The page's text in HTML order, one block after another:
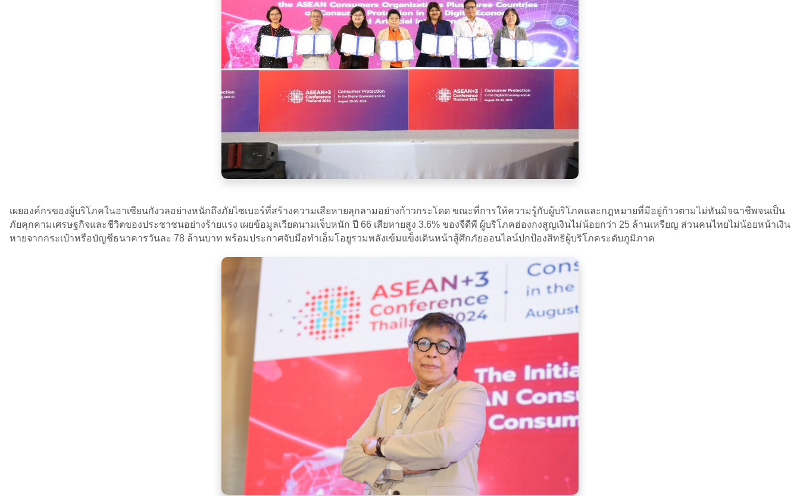
เผยองค์กรของผู้บริโภคในอาเซียนกังวลอย่างหนักถึงภัยไซเบอร์ที่สร้างความเสียหายลุกลามอย่างก้าวกระโดด ขณะที่การให้ความรู้กับผู้บริโภคและกฎหมายที่มีอยู่ก้าวตามไม่ทันมิจฉาชีพจนเป็น
ภัยคุกคามเศรษฐกิจและชีวิตของประชาชนอย่างร้ายแรง เผยข้อมูลเวียดนามเจ็บหนัก ปี 66 เสียหายสูง 3.6% ของจีดีพี ผู้บริโภคฮ่องกงสูญเงินไม่น้อยกว่า 25 ล้านเหรียญ ส่วนคนไทยไม่น้อยหน้าเงิน
หายจากกระเป๋าหรือบัญชีธนาคารวันละ 78 ล้านบาท พร้อมประกาศจับมือทำเอ็มโอยูรวมพลังเข้มแข็งเดินหน้าสู้ศึกภัยออนไลน์ปกป้องสิทธิผู้บริโภคระดับภูมิภาค